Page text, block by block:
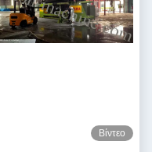
Βίντεο